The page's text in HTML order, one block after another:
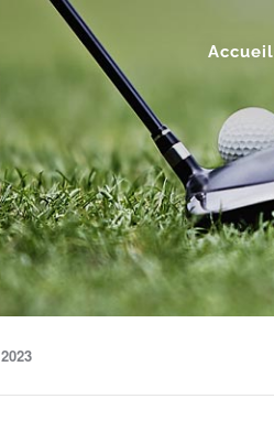
Accueil
2023